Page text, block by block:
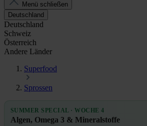
Menü schließen
Deutschland
Deutschland
Schweiz
Österreich
Andere Länder
Superfood
Sprossen
SUMMER SPECIAL · WOCHE 4
Algen, Omega 3 & Mineralstoffe